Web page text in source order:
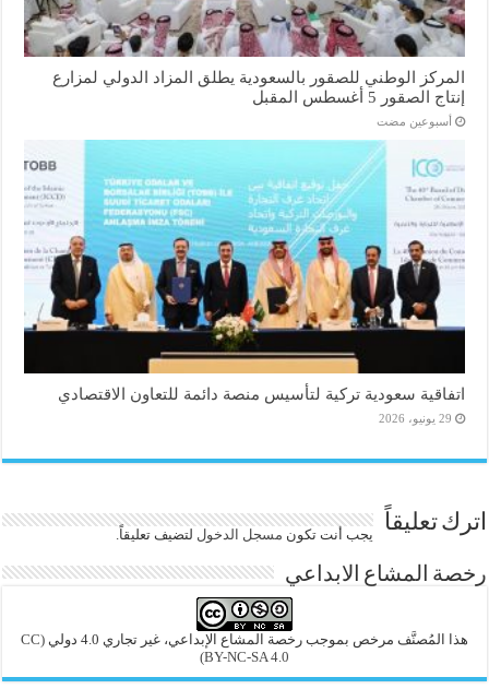
المركز الوطني للصقور بالسعودية يطلق المزاد الدولي لمزارع
إنتاج الصقور 5 أغسطس المقبل
‏أسبوعين مضت
اتفاقية سعودية تركية لتأسيس منصة دائمة للتعاون الاقتصادي
29 يونيو، 2026
اترك تعليقاً يجب أنت تكون مسجل الدخول لتضيف تعليقاً.
رخصة المشاع الابداعي
هذا المُصنَّف مرخص بموجب رخصة المشاع الإبداعي، غير تجاري 4.0 دولي
(CC
BY-NC-SA 4.0)